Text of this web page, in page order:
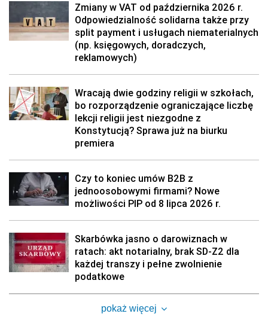
Zmiany w VAT od października 2026 r.
Odpowiedzialność solidarna także przy
split payment i usługach niematerialnych
(np. księgowych, doradczych,
reklamowych)
Wracają dwie godziny religii w szkołach,
bo rozporządzenie ograniczające liczbę
lekcji religii jest niezgodne z
Konstytucją? Sprawa już na biurku
premiera
Czy to koniec umów B2B z
jednoosobowymi firmami? Nowe
możliwości PIP od 8 lipca 2026 r.
Skarbówka jasno o darowiznach w
ratach: akt notarialny, brak SD-Z2 dla
każdej transzy i pełne zwolnienie
podatkowe
pokaż więcej